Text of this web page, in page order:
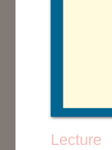
Lecture